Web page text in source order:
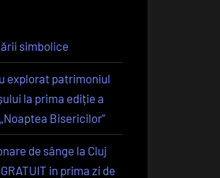
simbolice
explorat patrimoniul
la prima ediție a
Bisericilor”
de sânge la Cluj
in prima zi de